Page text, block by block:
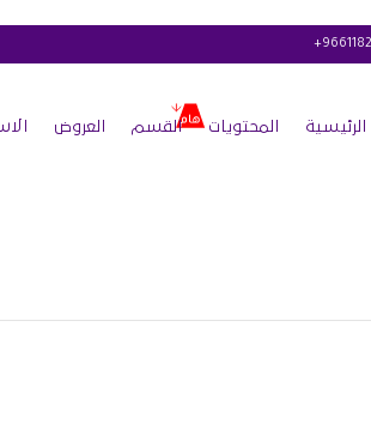
الرئيسية المحتويات القسم العروض